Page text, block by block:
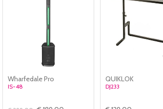
Wharfedale Pro
IS-48
QUIKLOK
DJ233